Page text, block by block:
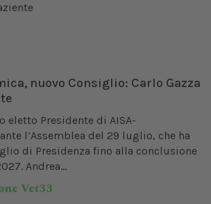
nuovo Consiglio: Carlo Gazza
eletto Presidente di AISA-
l’Assemblea del 29 luglio, che ha
di Presidenza fino alla conclusione
Andrea...
Vet33